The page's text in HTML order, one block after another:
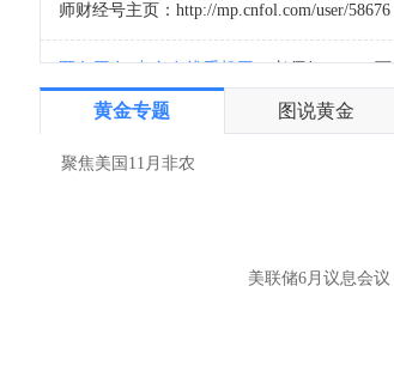
师财经号主页：http://mp.cnfol.com/user/58676
匿名网友-中金在线手机网：老师好，4345可
以多吗？
让大家第一时间获取最新策略和实时指
匿名网友-中金在线手机网：
黄金多，看到什
黄金专题 图说黄金
聚焦美国11月非农
美联储6月议息会议